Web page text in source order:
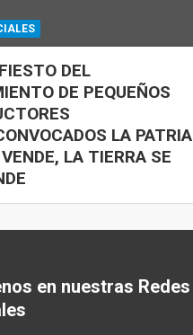
DEL
DE PEQUEÑOS
LA PATRIA
LA TIERRA SE
en nuestras Redes